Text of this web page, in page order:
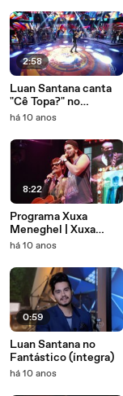
Peixoto. Confira
2:58
Luan Santana canta
"Cê Topa?" no
Caldeirão do Huck
há 10 anos
8:22
Programa Xuxa
Meneghel | Xuxa
invade show de Luan
há 10 anos
0:59
Luan Santana no
Fantástico (íntegra)
há 10 anos